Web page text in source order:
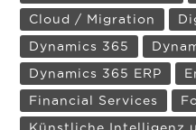
Cloud / Migration
Dynamics 365
Dynamics 365 ERP
Financial Services